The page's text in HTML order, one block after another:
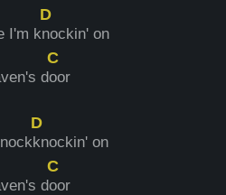
I'm k
D
nockin' on
d
C
oor
D
knockin' on
d
C
oor